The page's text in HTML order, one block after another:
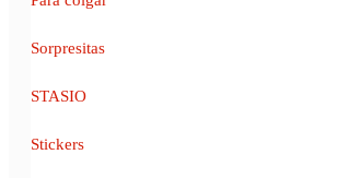
Sorpresitas
STASIO
Stickers